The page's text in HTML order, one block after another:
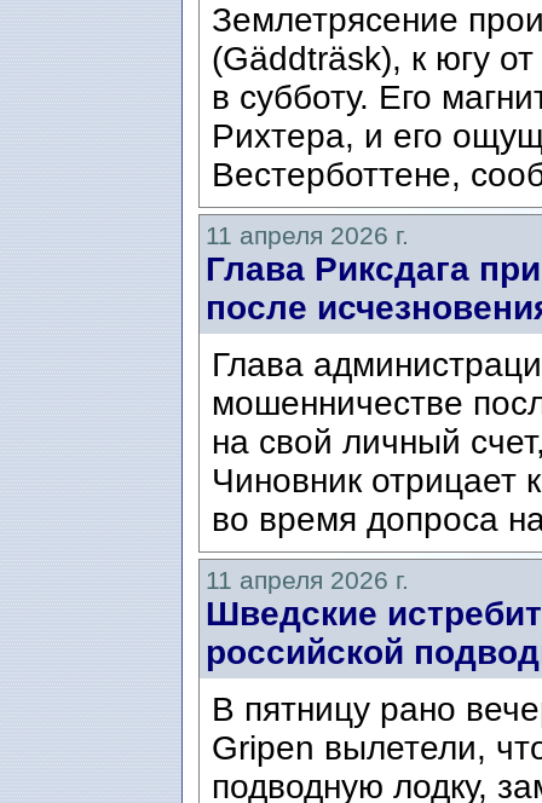
Землетрясение
(Gäddträsk), к югу
в субботу. Его
Рихтера, и его
Вестерботтене,
11 апреля 2026 г.
Глава Риксдага
после
Глава
мошенничестве
на свой личный
Чиновник отрицает
во время допроса
11 апреля 2026 г.
Шведские
российской
В пятницу рано
Gripen вылетели,
подводную лодку,